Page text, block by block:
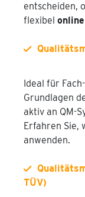
entscheiden,
flexibel online
Ideal für
Grundlagen
aktiv an QM-
Erfahren Sie,
anwenden.
TÜV)